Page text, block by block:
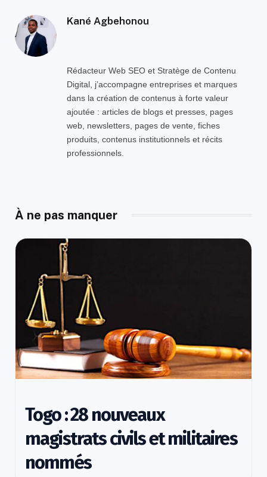
Kané Agbehonou
Rédacteur Web SEO et Stratège de Contenu
Digital, j’accompagne entreprises et marques
dans la création de contenus à forte valeur
ajoutée : articles de blogs et presses, pages
web, newsletters, pages de vente, fiches
produits, contenus institutionnels et récits
professionnels.
À ne pas manquer
Togo : 28 nouveaux
magistrats civils et militaires
nommés